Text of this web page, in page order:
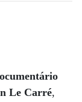
Le Carré,